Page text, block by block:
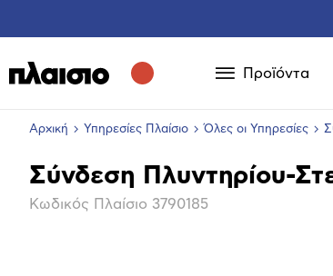
Προϊόντα
Αρχική Υπηρεσίες Πλαίσιο Όλες οι Υπηρεσίες
Βασικά
Σύνδεση Πλυντηρίου-
Κωδικός Πλαίσιο 3790185